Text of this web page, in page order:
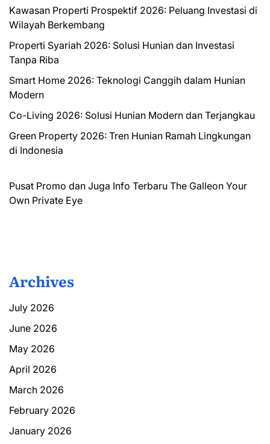
Kawasan Properti Prospektif 2026: Peluang Investasi di
Wilayah Berkembang
Properti Syariah 2026: Solusi Hunian dan Investasi
Tanpa Riba
Smart Home 2026: Teknologi Canggih dalam Hunian
Modern
Co-Living 2026: Solusi Hunian Modern dan Terjangkau
Green Property 2026: Tren Hunian Ramah Lingkungan
di Indonesia
Pusat Promo dan Juga Info Terbaru The Galleon Your
Own Private Eye
Archives
July 2026
June 2026
May 2026
April 2026
March 2026
February 2026
January 2026